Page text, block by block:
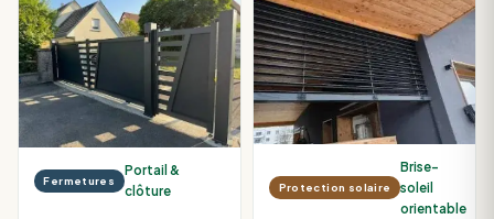
Fermetures
Portail &
clôture
Protection solaire
Brise-
soleil
orientable